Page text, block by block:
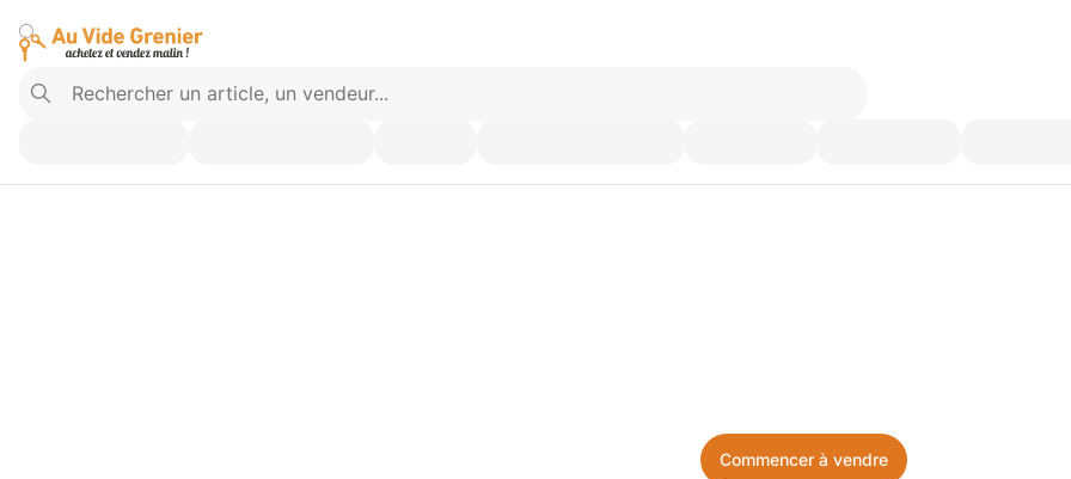
Commencer à vendre